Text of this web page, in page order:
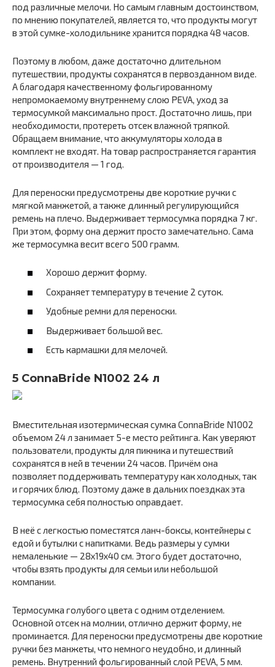
под различные мелочи. Но самым главным достоинством,
по мнению покупателей, является то, что продукты могут
в этой сумке-холодильнике хранится порядка 48 часов.
Поэтому в любом, даже достаточно длительном
путешествии, продукты сохранятся в первозданном виде.
А благодаря качественному фольгированному
непромокаемому внутреннему слою PEVA, уход за
термосумкой максимально прост. Достаточно лишь, при
необходимости, протереть отсек влажной тряпкой.
Обращаем внимание, что аккумуляторы холода в
комплект не входят. На товар распространяется гарантия
от производителя — 1 год.
Для переноски предусмотрены две короткие ручки с
мягкой манжетой, а также длинный регулирующийся
ремень на плечо. Выдерживает термосумка порядка 7 кг.
При этом, форму она держит просто замечательно. Сама
же термосумка весит всего 500 грамм.
Хорошо держит форму.
Сохраняет температуру в течение 2 суток.
Удобные ремни для переноски.
Выдерживает большой вес.
Есть кармашки для мелочей.
5 ConnaBride N1002 24 л
Вместительная изотермическая сумка ConnaBride N1002
объемом 24 л занимает 5-е место рейтинга. Как уверяют
пользователи, продукты для пикника и путешествий
сохранятся в ней в течении 24 часов. Причём она
позволяет поддерживать температуру как холодных, так
и горячих блюд. Поэтому даже в дальних поездках эта
термосумка себя полностью оправдает.
В неё с легкостью поместятся ланч-боксы, контейнеры с
едой и бутылки с напитками. Ведь размеры у сумки
немаленькие — 28х19х40 см. Этого будет достаточно,
чтобы взять продукты для семьи или небольшой
компании.
Термосумка голубого цвета с одним отделением.
Основной отсек на молнии, отлично держит форму, не
проминается. Для переноски предусмотрены две короткие
ручки без манжеты, что немного неудобно, и длинный
ремень. Внутренний фольгированный слой PEVA, 5 мм.